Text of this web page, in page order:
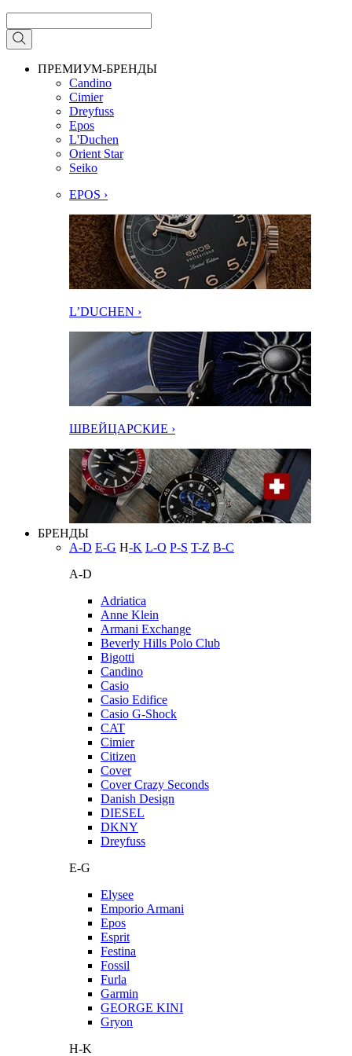
ПРЕМИУМ-БРЕНДЫ
Candino
Cimier
Dreyfuss
Epos
L'Duchen
Orient Star
Seiko
EPOS ›
L’DUCHEN ›
ШВЕЙЦАРСКИЕ ›
БРЕНДЫ
A-D E-G H-K L-O P-S T-Z В-С
A-D
Adriatica
Anne Klein
Armani Exchange
Beverly Hills Polo Club
Bigotti
Candino
Casio
Casio Edifice
Casio G-Shock
CAT
Cimier
Citizen
Cover
Cover Crazy Seconds
Danish Design
DIESEL
DKNY
Dreyfuss
E-G
Elysee
Emporio Armani
Epos
Esprit
Festina
Fossil
Furla
Garmin
GEORGE KINI
Gryon
H-K